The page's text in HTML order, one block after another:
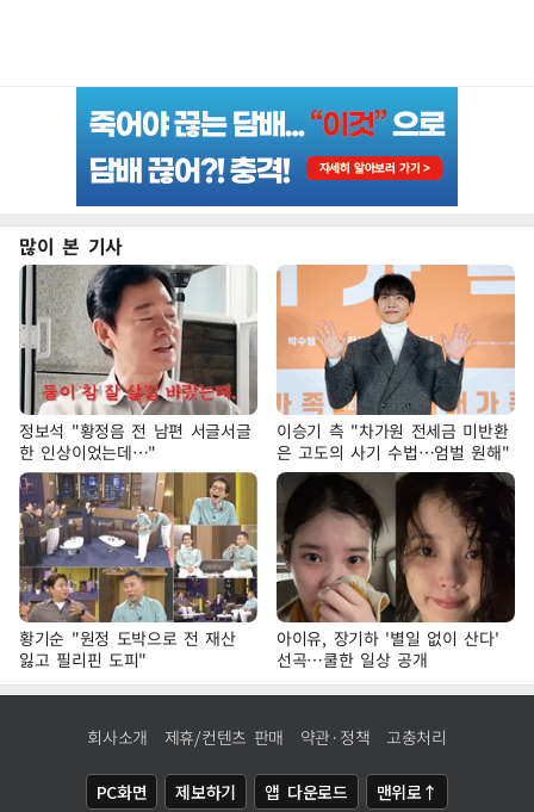
많이 본 기사
정보석 "황정음 전 남편 서글서글
한 인상이었는데…"
이승기 측 "차가원 전세금 미반환
은 고도의 사기 수법…엄벌 원해"
황기순 "원정 도박으로 전 재산
잃고 필리핀 도피"
아이유, 장기하 '별일 없이 산다'
선곡…쿨한 일상 공개
회사소개 제휴/컨텐츠 판매 약관·정책 고충처리
PC화면 제보하기 앱 다운로드 맨위로↑